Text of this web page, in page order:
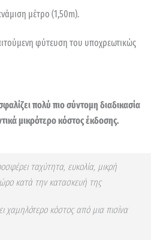
μέτρο (1,50m).
φύτευση του υποχρεωτικώς
πολύ πιο σύντομη διαδικασία
μικρότερο κόστος έκδοσης.
ταχύτητα, ευκολία, μικρή
κατά την κατασκευή της
χαμηλότερο κόστος από μια πισίνα